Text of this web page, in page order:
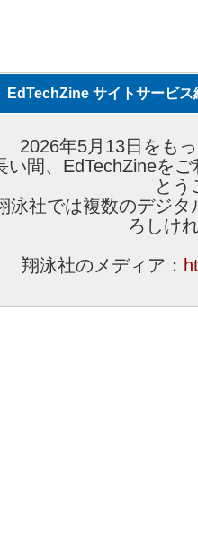
EdTechZine サイトサービス
2026年5月13日をも
い間、EdTechZineを
とう
泳社では複数のデジ
ろしけ
翔泳社のメディア：